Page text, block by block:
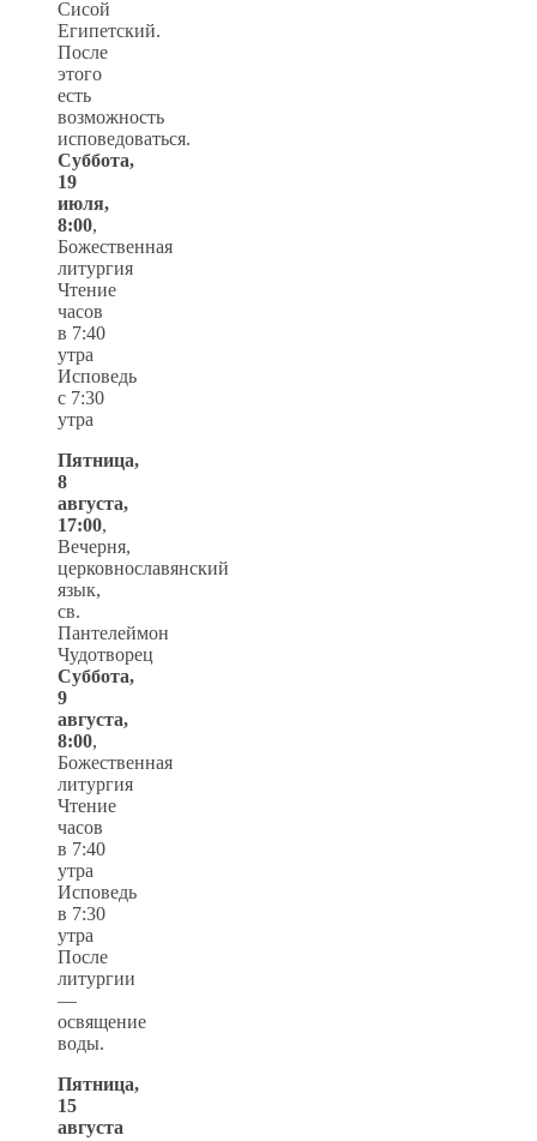
Сисой
Египетский.
После
этого
есть
возможность
исповедоваться.
Суббота,
19
июля,
8:00,
Божественная
литургия
Чтение
часов
в 7:40
утра
Исповедь
с 7:30
утра
Пятница,
8
августа,
17:00,
Вечерня,
церковнославянский
язык,
св.
Пантелеймон
Чудотворец
Суббота,
9
августа,
8:00,
Божественная
литургия
Чтение
часов
в 7:40
утра
Исповедь
в 7:30
утра
После
литургии
—
освящение
воды.
Пятница,
15
августа